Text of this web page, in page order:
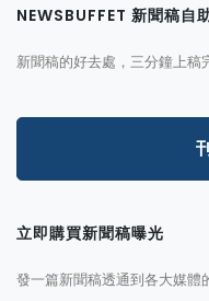
NEWSBUFFET 新聞稿自
新聞稿的好去處，三分鐘上稿
立即購買新聞稿曝光
發一篇新聞稿透通到各大媒體